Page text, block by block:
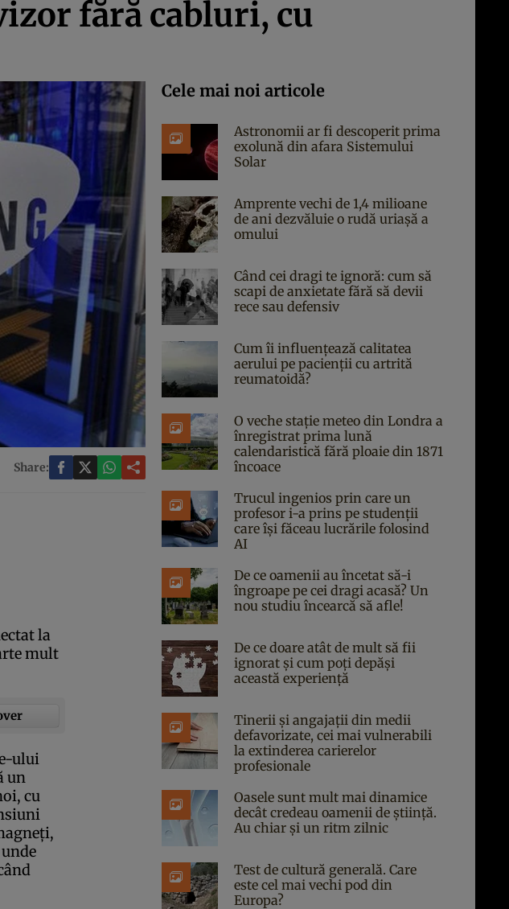
fără cabluri, cu
Share:
la
mult
ului
un
cu
Cele mai noi articole
Astronomii ar fi descoperit prima
exolună din afara Sistemului
Solar
Amprente vechi de 1,4 milioane
de ani dezvăluie o rudă uriașă a
omului
Când cei dragi te ignoră: cum să
scapi de anxietate fără să devii
rece sau defensiv
Cum îi influențează calitatea
aerului pe pacienții cu artrită
reumatoidă?
O veche stație meteo din Londra a
înregistrat prima lună
calendaristică fără ploaie din 1871
încoace
Trucul ingenios prin care un
profesor i-a prins pe studenții
care își făceau lucrările folosind
AI
De ce oamenii au încetat să-i
îngroape pe cei dragi acasă? Un
nou studiu încearcă să afle!
De ce doare atât de mult să fii
ignorat și cum poți depăși
această experiență
Tinerii și angajații din medii
defavorizate, cei mai vulnerabili
la extinderea carierelor
profesionale
Oasele sunt mult mai dinamice
decât credeau oamenii de știință.
Au chiar și un ritm zilnic
Test de cultură generală. Care
este cel mai vechi pod din
Europa?